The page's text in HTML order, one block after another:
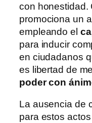
con honestidad.
promociona un
empleando el
para inducir
en ciudadanos
es libertad de
poder con
La ausencia de
para estos